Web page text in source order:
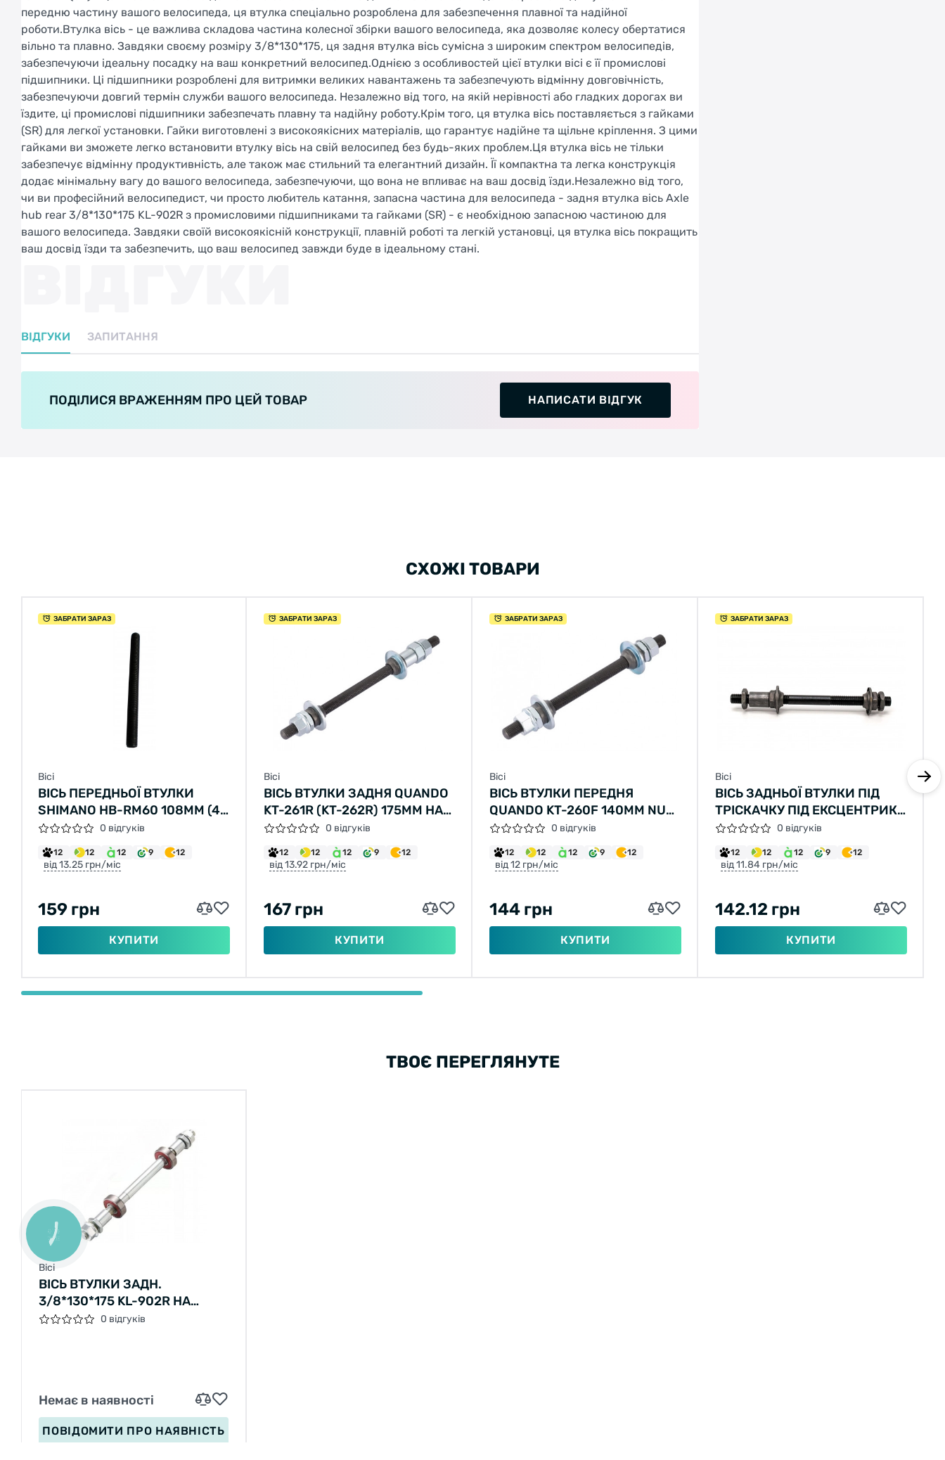
передню частину вашого велосипеда, ця втулка спеціально розроблена для забезпечення плавної та надійної
роботи.Втулка вісь - це важлива складова частина колесної збірки вашого велосипеда, яка дозволяє колесу обертатися
вільно та плавно. Завдяки своєму розміру 3/8*130*175, ця задня втулка вісь сумісна з широким спектром велосипедів,
забезпечуючи ідеальну посадку на ваш конкретний велосипед.Однією з особливостей цієї втулки вісі є її промислові
підшипники. Ці підшипники розроблені для витримки великих навантажень та забезпечують відмінну довговічність,
забезпечуючи довгий термін служби вашого велосипеда. Незалежно від того, на якій нерівності або гладких дорогах ви
їздите, ці промислові підшипники забезпечать плавну та надійну роботу.Крім того, ця втулка вісь поставляється з гайками
(SR) для легкої установки. Гайки виготовлені з високоякісних матеріалів, що гарантує надійне та щільне кріплення. З цими
гайками ви зможете легко встановити втулку вісь на свій велосипед без будь-яких проблем.Ця втулка вісь не тільки
забезпечує відмінну продуктивність, але також має стильний та елегантний дизайн. Її компактна та легка конструкція
додає мінімальну вагу до вашого велосипеда, забезпечуючи, що вона не впливає на ваш досвід їзди.Незалежно від того,
чи ви професійний велосипедист, чи просто любитель катання, запасна частина для велосипеда - задня втулка вісь Axle
hub rear 3/8*130*175 KL-902R з промисловими підшипниками та гайками (SR) - є необхідною запасною частиною для
вашого велосипеда. Завдяки своїй високоякісній конструкції, плавній роботі та легкій установці, ця втулка вісь покращить
ваш досвід їзди та забезпечить, що ваш велосипед завжди буде в ідеальному стані.
ВІДГУКИ ЗАПИТАННЯ
ПОДІЛИСЯ ВРАЖЕННЯМ ПРО ЦЕЙ ТОВАР НАПИСАТИ ВІДГУК
СХОЖІ ТОВАРИ
ЗАБРАТИ ЗАРАЗ
Вісі
ВІСЬ ПЕРЕДНЬОЇ ВТУЛКИ
SHIMANO HB-RM60 108ММ (4-
4/4") ПІДЛОГИ
0 відгуків
12 12 12 9 12
від 13.25 грн/міс
159 грн
КУПИТИ
ЗАБРАТИ ЗАРАЗ
Вісі
ВІСЬ ВТУЛКИ ЗАДНЯ QUANDO
KT-261R (KT-262R) 175ММ НА
ГАЙКАХ СТАЛЬНА
0 відгуків
12 12 12 9 12
від 13.92 грн/міс
167 грн
КУПИТИ
ЗАБРАТИ ЗАРАЗ
Вісі
ВІСЬ ВТУЛКИ ПЕРЕДНЯ
QUANDO KT-260F 140ММ NUT
MTB НА ГАЙКАХ СТАЛЬНА,
ЧОРНИЙ
0 відгуків
12 12 12 9 12
від 12 грн/міс
144 грн
КУПИТИ
ЗАБРАТИ ЗАРАЗ
Вісі
ВІСЬ ЗАДНЬОЇ ВТУЛКИ ПІД
ТРІСКАЧКУ ПІД ЕКСЦЕНТРИК
OLD135ММ ДОВЖИНА145ММ
0 відгуків
12 12 12 9 12
від 11.84 грн/міс
142.12 грн
КУПИТИ
ТВОЄ ПЕРЕГЛЯНУТЕ
Вісі
ВІСЬ ВТУЛКИ ЗАДН.
3/8*130*175 KL-902R НА
ПРОМ. ПІДШИПНІ. З ГАЙКАМИ
0 відгуків
Немає в наявності
ПОВІДОМИТИ ПРО НАЯВНІСТЬ
КНОПКА
ЗВ'ЯЗКУ